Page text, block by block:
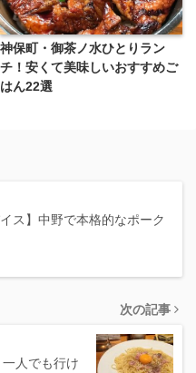
神保町・御茶ノ水ひとりラン
チ！安くて美味しいおすすめご
はん22選
ス】中野で本格的なポーク
次の記事
一人でも行け